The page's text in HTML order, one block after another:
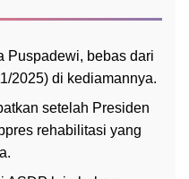
Puspadewi, bebas dari
2025) di kediamannya.
setelah Presiden
rehabilitasi yang